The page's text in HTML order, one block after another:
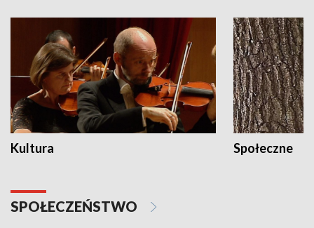
Kultura Społeczne
SPOŁECZEŃSTWO